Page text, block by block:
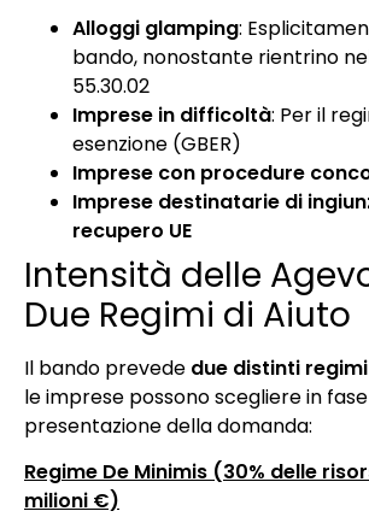
Alloggi glamping:
bando, nonostante rientrino
55.30.02
Imprese in difficoltà: Per il
esenzione (GBER)
Imprese con procedure
Imprese destinatarie di
recupero UE
Intensità delle
Due Regimi di Aiuto
Il bando prevede due distinti
le imprese possono scegliere in
presentazione della domanda:
Regime De Minimis (30% delle
milioni €)